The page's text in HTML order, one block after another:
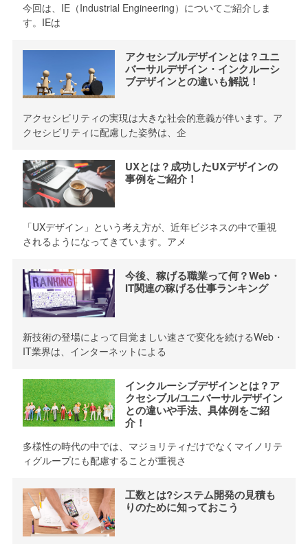
今回は、IE（Industrial Engineering）についてご紹介しま
す。IEは
アクセシブルデザインとは？ユニ
バーサルデザイン・インクルーシ
ブデザインとの違いも解説！
アクセシビリティの実現は大きな社会的意義が伴います。ア
クセシビリティに配慮した姿勢は、企
UXとは？成功したUXデザインの
事例をご紹介！
「UXデザイン」という考え方が、近年ビジネスの中で重視
されるようになってきています。アメ
今後、稼げる職業って何？Web・
IT関連の稼げる仕事ランキング
新技術の登場によって目覚ましい速さで変化を続けるWeb・
IT業界は、インターネットによる
インクルーシブデザインとは？ア
クセシブル/ユニバーサルデザイン
との違いや手法、具体例をご紹
介！
多様性の時代の中では、マジョリティだけでなくマイノリテ
ィグループにも配慮することが重視さ
工数とは?システム開発の見積も
りのために知っておこう